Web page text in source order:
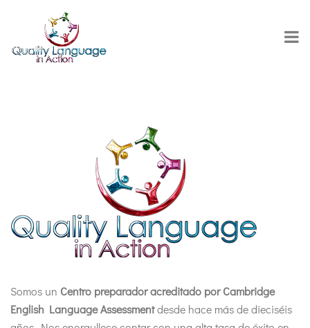
Somos un Centro preparador acreditado por Cambridge
English Language Assessmentdesde hace más de dieciséis